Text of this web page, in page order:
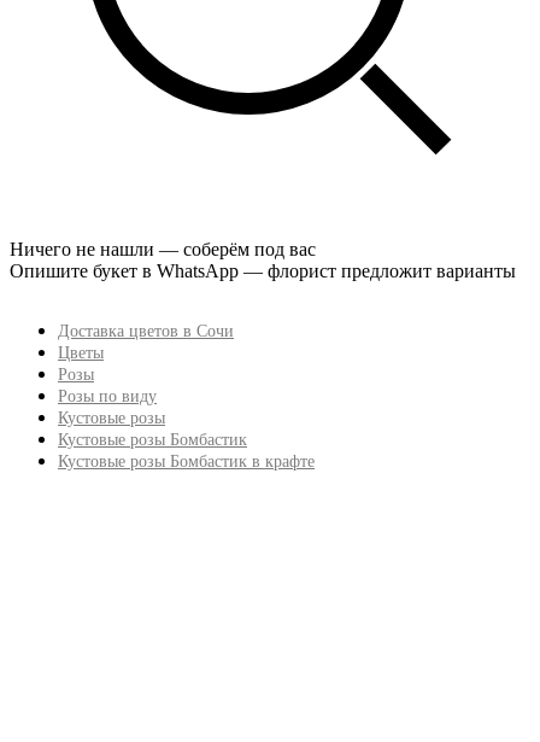
Ничего не нашли — соберём под вас
Опишите букет в WhatsApp — флорист предложит варианты
Доставка цветов в Сочи
Цветы
Розы
Розы по виду
Кустовые розы
Кустовые розы Бомбастик
Кустовые розы Бомбастик в крафте